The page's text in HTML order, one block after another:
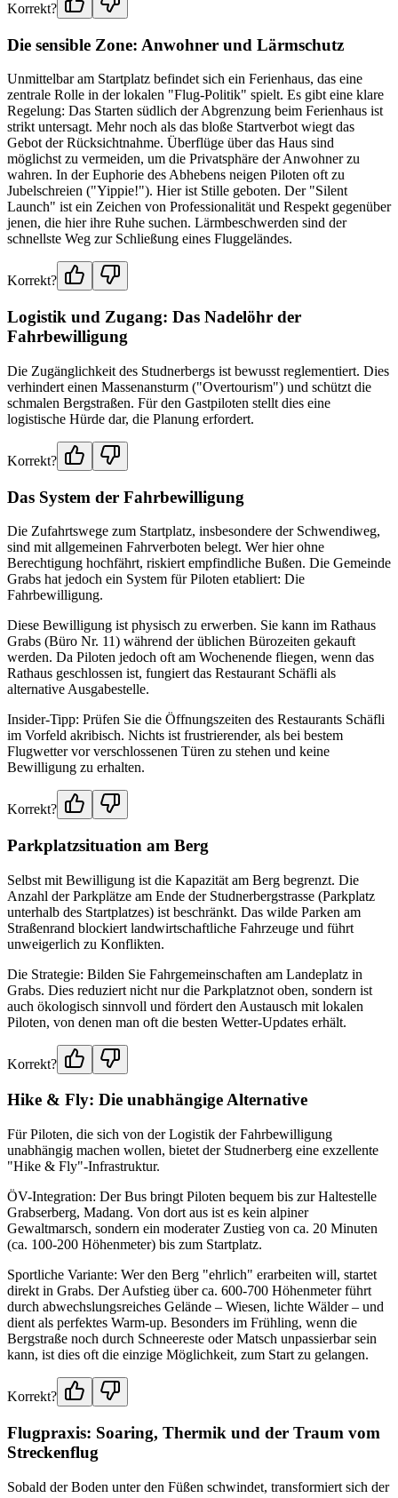
Korrekt?
Die sensible Zone: Anwohner und Lärmschutz
Unmittelbar am Startplatz befindet sich ein Ferienhaus, das eine
zentrale Rolle in der lokalen "Flug-Politik" spielt. Es gibt eine klare
Regelung: Das Starten südlich der Abgrenzung beim Ferienhaus ist
strikt untersagt. Mehr noch als das bloße Startverbot wiegt das
Gebot der Rücksichtnahme. Überflüge über das Haus sind
möglichst zu vermeiden, um die Privatsphäre der Anwohner zu
wahren. In der Euphorie des Abhebens neigen Piloten oft zu
Jubelschreien ("Yippie!"). Hier ist Stille geboten. Der "Silent
Launch" ist ein Zeichen von Professionalität und Respekt gegenüber
jenen, die hier ihre Ruhe suchen. Lärmbeschwerden sind der
schnellste Weg zur Schließung eines Fluggeländes.
Korrekt?
Logistik und Zugang: Das Nadelöhr der
Fahrbewilligung
Die Zugänglichkeit des Studnerbergs ist bewusst reglementiert. Dies
verhindert einen Massenansturm ("Overtourism") und schützt die
schmalen Bergstraßen. Für den Gastpiloten stellt dies eine
logistische Hürde dar, die Planung erfordert.
Korrekt?
Das System der Fahrbewilligung
Die Zufahrtswege zum Startplatz, insbesondere der Schwendiweg,
sind mit allgemeinen Fahrverboten belegt. Wer hier ohne
Berechtigung hochfährt, riskiert empfindliche Bußen. Die Gemeinde
Grabs hat jedoch ein System für Piloten etabliert: Die
Fahrbewilligung.
Diese Bewilligung ist physisch zu erwerben. Sie kann im Rathaus
Grabs (Büro Nr. 11) während der üblichen Bürozeiten gekauft
werden. Da Piloten jedoch oft am Wochenende fliegen, wenn das
Rathaus geschlossen ist, fungiert das Restaurant Schäfli als
alternative Ausgabestelle.
Insider-Tipp: Prüfen Sie die Öffnungszeiten des Restaurants Schäfli
im Vorfeld akribisch. Nichts ist frustrierender, als bei bestem
Flugwetter vor verschlossenen Türen zu stehen und keine
Bewilligung zu erhalten.
Korrekt?
Parkplatzsituation am Berg
Selbst mit Bewilligung ist die Kapazität am Berg begrenzt. Die
Anzahl der Parkplätze am Ende der Studnerbergstrasse (Parkplatz
unterhalb des Startplatzes) ist beschränkt. Das wilde Parken am
Straßenrand blockiert landwirtschaftliche Fahrzeuge und führt
unweigerlich zu Konflikten.
Die Strategie: Bilden Sie Fahrgemeinschaften am Landeplatz in
Grabs. Dies reduziert nicht nur die Parkplatznot oben, sondern ist
auch ökologisch sinnvoll und fördert den Austausch mit lokalen
Piloten, von denen man oft die besten Wetter-Updates erhält.
Korrekt?
Hike & Fly: Die unabhängige Alternative
Für Piloten, die sich von der Logistik der Fahrbewilligung
unabhängig machen wollen, bietet der Studnerberg eine exzellente
"Hike & Fly"-Infrastruktur.
ÖV-Integration: Der Bus bringt Piloten bequem bis zur Haltestelle
Grabserberg, Madang. Von dort aus ist es kein alpiner
Gewaltmarsch, sondern ein moderater Zustieg von ca. 20 Minuten
(ca. 100-200 Höhenmeter) bis zum Startplatz.
Sportliche Variante: Wer den Berg "ehrlich" erarbeiten will, startet
direkt in Grabs. Der Aufstieg über ca. 600-700 Höhenmeter führt
durch abwechslungsreiches Gelände – Wiesen, lichte Wälder – und
dient als perfektes Warm-up. Besonders im Frühling, wenn die
Bergstraße noch durch Schneereste oder Matsch unpassierbar sein
kann, ist dies oft die einzige Möglichkeit, zum Start zu gelangen.
Korrekt?
Flugpraxis: Soaring, Thermik und der Traum vom
Streckenflug
Sobald der Boden unter den Füßen schwindet, transformiert sich der